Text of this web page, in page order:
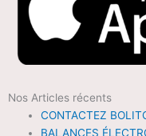
Nos Articles récents
CONTACTEZ
BALANCES